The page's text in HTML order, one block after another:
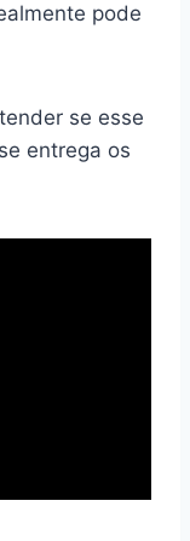
pode
se esse
entrega os